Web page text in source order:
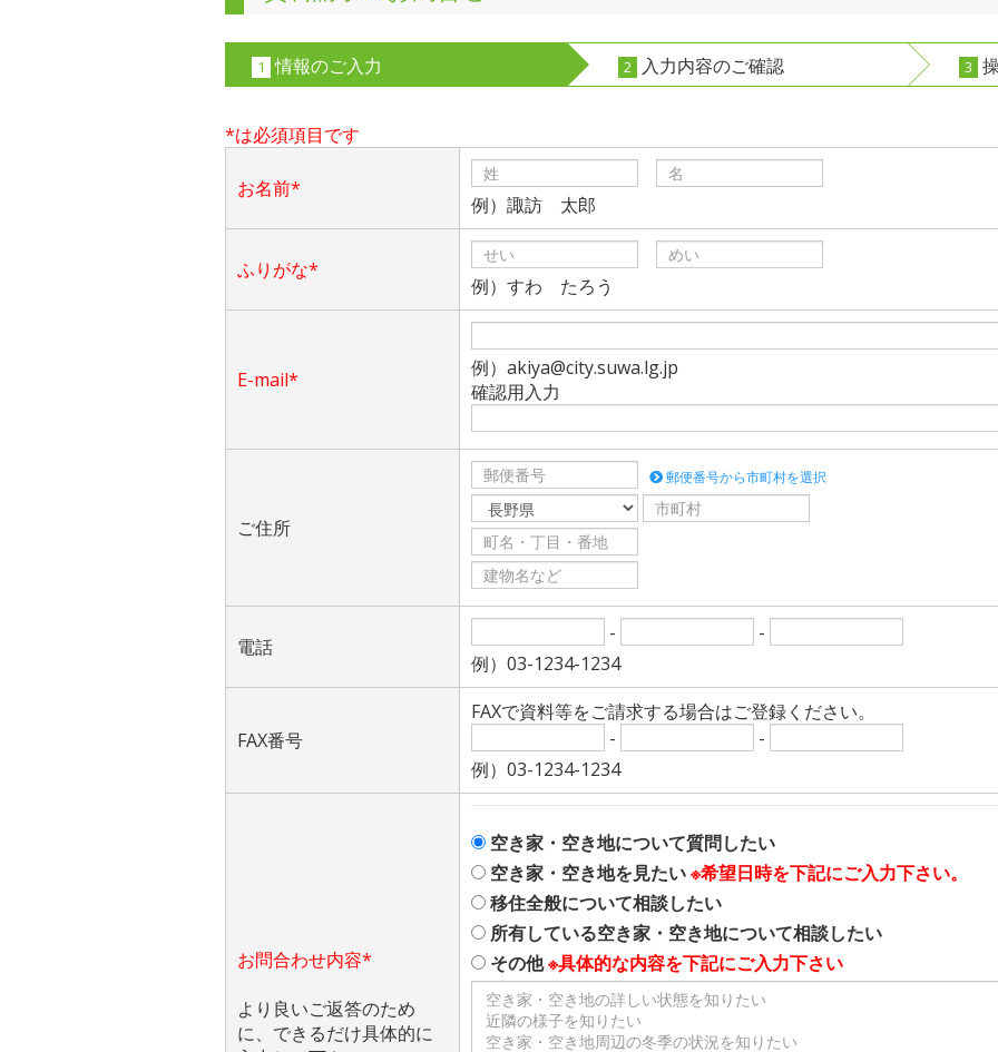
1 情報のご入力 2 入力内容のご確認 3
*は必須項目です
お名前*
例）諏訪 太郎
ふりがな*
例）すわ たろう
E-mail*
例）akiya@city.suwa.lg.jp
確認用入力
ご住所
郵便番号から市町村を選択
電話
-
-
例）03-1234-1234
FAX番号
FAXで資料等をご請求する場合はご登録ください。
-
-
例）03-1234-1234
お問合わせ内容*
より良いご返答のため
に、できるだけ具体的に
空き家・空き地について質問したい
空き家・空き地を見たい※希望日時を下記にご入力下さい。
移住全般について相談したい
所有している空き家・空き地について相談したい
その他※具体的な内容を下記にご入力下さい